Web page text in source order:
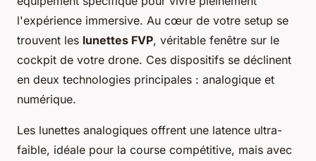
l'expérience immersive. Au cœur de votre setup se
trouvent les lunettes FVP, véritable fenêtre sur le
cockpit de votre drone. Ces dispositifs se déclinent
en deux technologies principales : analogique et
numérique.
Les lunettes analogiques offrent une latence ultra-
faible, idéale pour la course compétitive, mais avec